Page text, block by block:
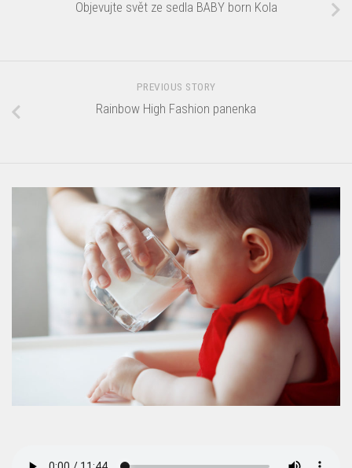
Objevujte svět ze sedla BABY born Kola
PREVIOUS STORY
Rainbow High Fashion panenka